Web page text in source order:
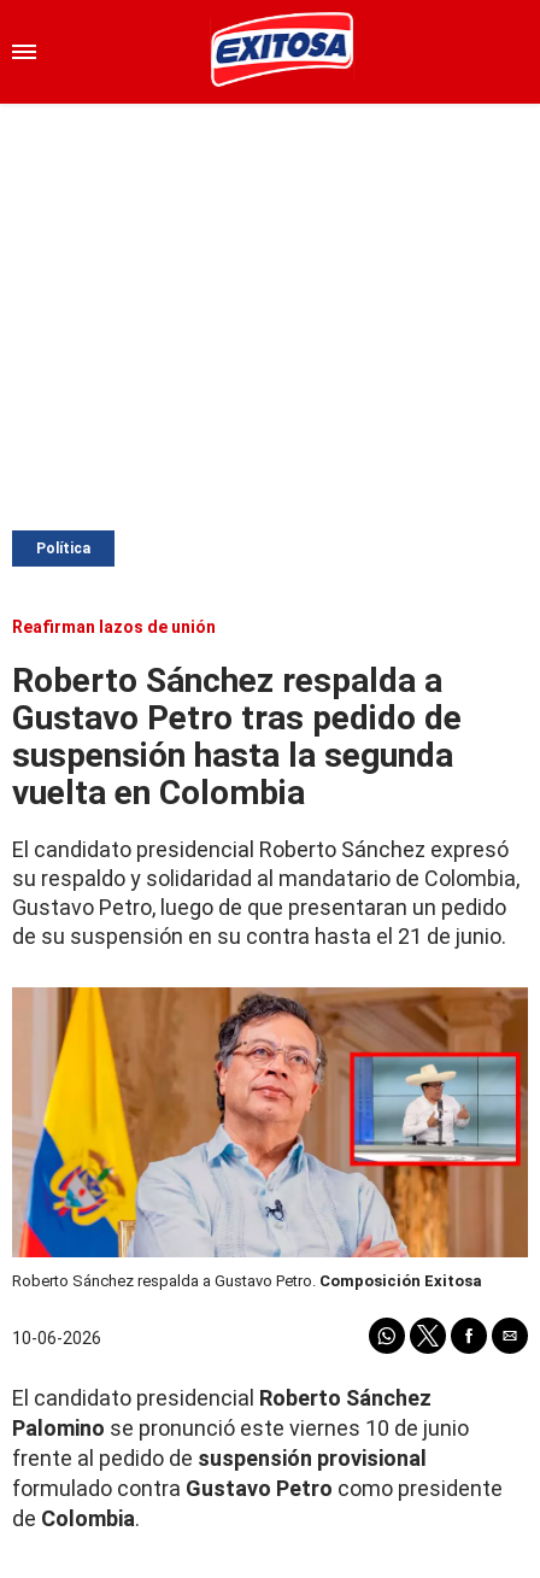
Política
Reafirman lazos de unión
Roberto Sánchez respalda a
Gustavo Petro tras pedido de
suspensión hasta la segunda
vuelta en Colombia
El candidato presidencial Roberto Sánchez expresó
su respaldo y solidaridad al mandatario de Colombia,
Gustavo Petro, luego de que presentaran un pedido
de su suspensión en su contra hasta el 21 de junio.
Roberto Sánchez respalda a Gustavo Petro. Composición Exitosa
10-06-2026
El candidato presidencial Roberto Sánchez
Palomino se pronunció este viernes 10 de junio
frente al pedido de suspensión provisional
formulado contra Gustavo Petro como presidente
de Colombia.